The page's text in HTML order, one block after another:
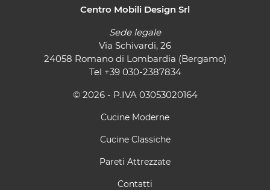
Centro Mobili Design Srl
Sede legale
Via Schivardi, 26
24058 Romano di Lombardia (Bergamo)
Tel +39 030-2387834
© 2026 - P.IVA 03053020164
Cucine Moderne
Cucine Classiche
Pareti Attrezzate
Contatti